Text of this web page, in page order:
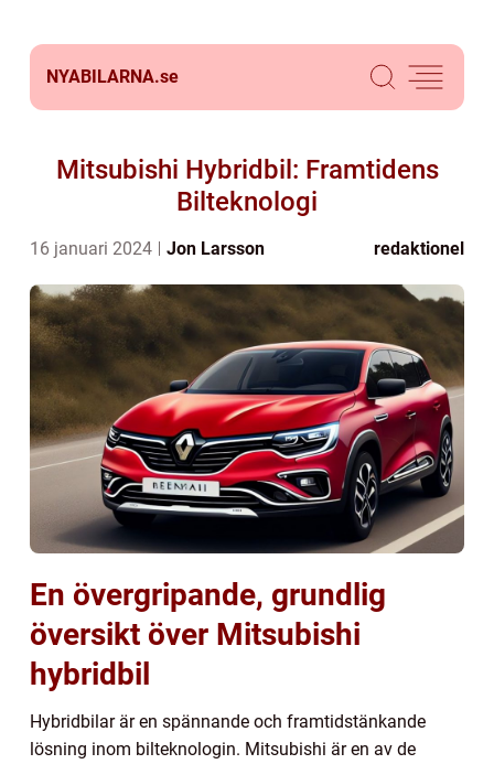
NYABILARNA.se
Mitsubishi Hybridbil: Framtidens
Bilteknologi
16 januari 2024 Jon Larsson redaktionel
En övergripande, grundlig
översikt över Mitsubishi
hybridbil
Hybridbilar är en spännande och framtidstänkande
lösning inom bilteknologin. Mitsubishi är en av de